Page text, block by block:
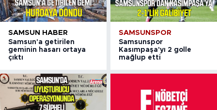
SAMSUN HABER
Samsun'a getirilen
geminin hasarı ortaya
çıktı
SAMSUNSPOR
Samsunspor
Kasımpaşa'yı 2 golle
mağlup etti